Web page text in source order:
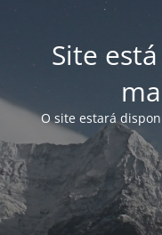
Site
O site estará